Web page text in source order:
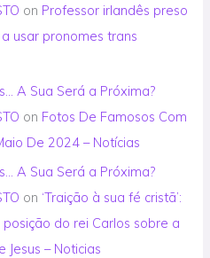
on Professor irlandês preso
usar pronomes trans
A Sua Será a Próxima?
on Fotos De Famosos Com
De 2024 – Notícias
A Sua Será a Próxima?
on ‘Traição à sua fé cristã’:
do rei Carlos sobre a
– Noticias